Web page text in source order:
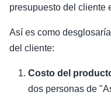
presupuesto del cliente
Así es como
del cliente:
Costo del
dos personas de